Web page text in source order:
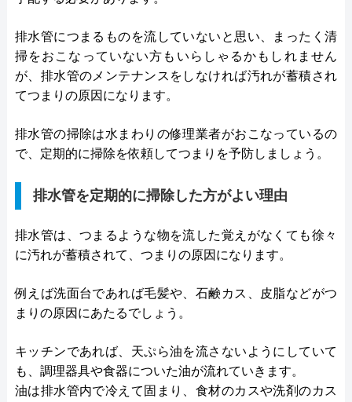
排水管につまるものを流していないと思い、まったく清
掃をおこなっていない方もいらしゃるかもしれません
が、排水管のメンテナンスをしなければ汚れが蓄積され
てつまりの原因になります。
排水管の掃除は水まわりの修理業者がおこなっているの
で、定期的に掃除を依頼してつまりを予防しましょう。
排水管を定期的に掃除した方がよい理由
排水管は、つまるような物を流した覚えがなくても徐々
に汚れが蓄積されて、つまりの原因になります。
例えば洗面台であれば毛髪や、石鹸カス、皮脂などがつ
まりの原因にあたるでしょう。
キッチンであれば、天ぷら油を流さないようにしていて
も、調理器具や食器についた油が流れていきます。
油は排水管内で冷えて固まり、食材のカスや洗剤のカス